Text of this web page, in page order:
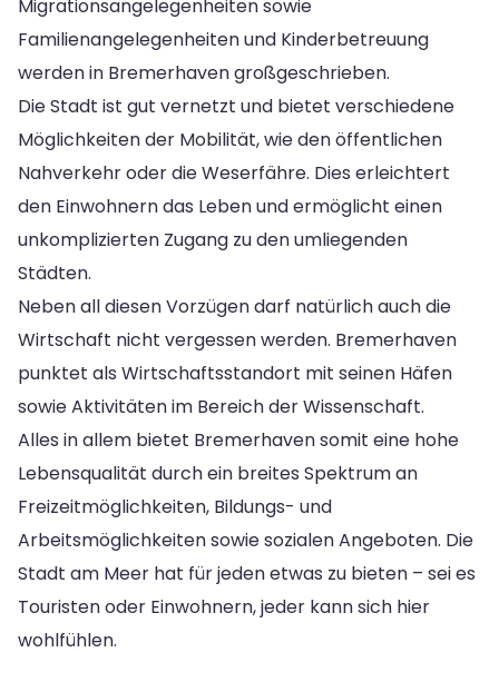
Migrationsangelegenheiten sowie
Familienangelegenheiten und Kinderbetreuung
werden in Bremerhaven großgeschrieben.
Die Stadt ist gut vernetzt und bietet verschiedene
Möglichkeiten der Mobilität, wie den öffentlichen
Nahverkehr oder die Weserfähre. Dies erleichtert
den Einwohnern das Leben und ermöglicht einen
unkomplizierten Zugang zu den umliegenden
Städten.
Neben all diesen Vorzügen darf natürlich auch die
Wirtschaft nicht vergessen werden. Bremerhaven
punktet als Wirtschaftsstandort mit seinen Häfen
sowie Aktivitäten im Bereich der Wissenschaft.
Alles in allem bietet Bremerhaven somit eine hohe
Lebensqualität durch ein breites Spektrum an
Freizeitmöglichkeiten, Bildungs- und
Arbeitsmöglichkeiten sowie sozialen Angeboten. Die
Stadt am Meer hat für jeden etwas zu bieten – sei es
Touristen oder Einwohnern, jeder kann sich hier
wohlfühlen.